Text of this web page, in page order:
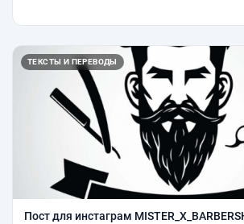
ТЕКСТЫ И ПЕРЕВОДЫ
Пост для инстаграм